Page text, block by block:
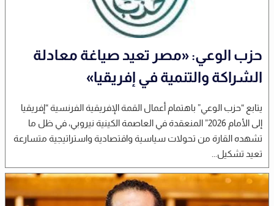
حزب الوعي: «مصر تعيد صياغة معادلة
الشراكة والتنمية في إفريقيا»
يتابع “حزب الوعي” باهتمام أعمال القمة الإفريقية الفرنسية “إفريقيا
إلى الأمام 2026” المنعقدة في العاصمة الكينية نيروبي، في ظل ما
تشهده القارة من تحولات سياسية واقتصادية واستراتيجية متسارعة
تعيد تشكيل...